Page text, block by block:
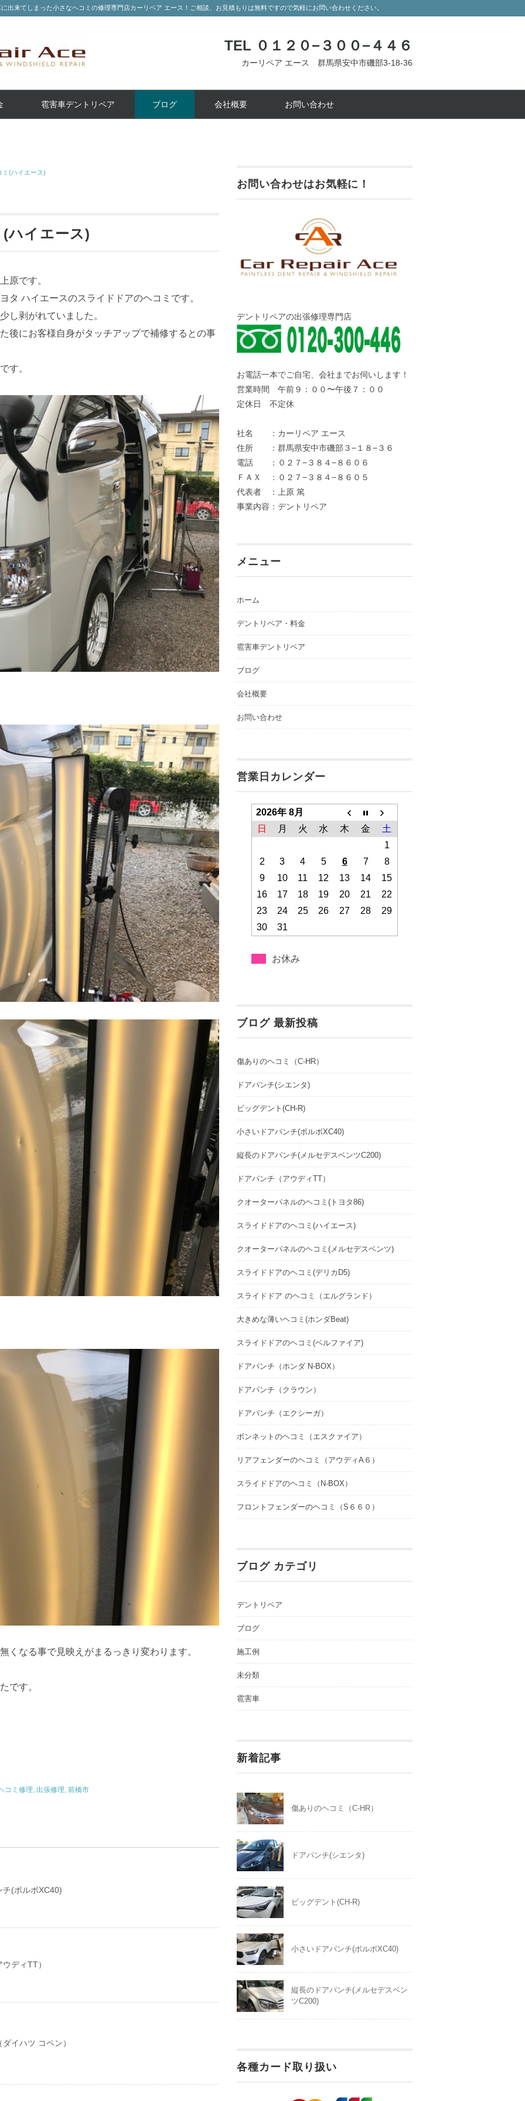
出来てしまった小さなヘコミの修理専門店カーリペア エース！ご相談、お見積もりは無料ですので気軽にお問い合わせください。
TEL ０１２０−３００−４４６
カーリペア エース 群馬県安中市磯部3-18-36
雹害車デントリペア ブログ 会社概要 お問い合わせ
ミ(ハイエース)
ハイエース)
原です。
タ ハイエースのスライドドアのヘコミです。
し剥がれていました。
後にお客様自身がタッチアップで補修するとの事
す。
くなる事で見映えがまるっきり変わります。
です。
コミ修理, 出張修理, 前橋市
チ(ボルボXC40)
ディTT）
イハツ コペン）
お問い合わせはお気軽に！
デントリペアの出張修理専門店
お電話一本でご自宅、会社までお伺いします！
営業時間 午前９：００〜午後７：００
定休日 不定休
社名 ：カーリペア エース
住所 ：群馬県安中市磯部３−１８−３６
電話 ：０２７−３８４−８６０６
ＦＡＸ ：０２７−３８４−８６０５
代表者 ：上原 篤
事業内容：デントリペア
メニュー
ホーム
デントリペア・料金
雹害車デントリペア
ブログ
会社概要
お問い合わせ
営業日カレンダー
2026年 8月
日
月 火 水 木 金
土
1
2
3 4 5 6 7
8
9
10 11 12 13 14
15
16
17 18 19 20 21
22
23
24 25 26 27 28
29
30
31
お休み
ブログ 最新投稿
傷ありのヘコミ（C-HR）
ドアパンチ(シエンタ)
ビッグデント(CH-R)
小さいドアパンチ(ボルボXC40)
縦長のドアパンチ(メルセデスベンツC200)
ドアパンチ（アウディTT）
クオーターパネルのヘコミ(トヨタ86)
スライドドアのヘコミ(ハイエース)
クオーターパネルのヘコミ(メルセデスベンツ)
スライドドアのヘコミ(デリカD5)
スライドドア のヘコミ（エルグランド）
大きめな薄いヘコミ(ホンダBeat)
スライドドアのヘコミ(ベルファイア)
ドアパンチ（ホンダ N-BOX）
ドアパンチ（クラウン）
ドアパンチ（エクシーガ）
ボンネットのヘコミ（エスクァイア）
リアフェンダーのヘコミ（アウディA６）
スライドドアのヘコミ（N-BOX）
フロントフェンダーのヘコミ（S６６０）
ブログ カテゴリ
デントリペア
ブログ
施工例
未分類
雹害車
新着記事
傷ありのヘコミ（C-HR）
ドアパンチ(シエンタ)
ビッグデント(CH-R)
小さいドアパンチ(ボルボXC40)
縦長のドアパンチ(メルセデスベン
ツC200)
各種カード取り扱い